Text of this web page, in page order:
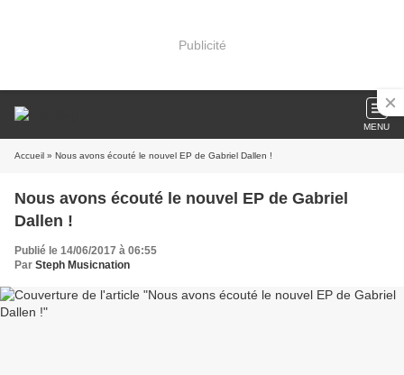
Publicité
MENU
Accueil » Nous avons écouté le nouvel EP de Gabriel Dallen !
Nous avons écouté le nouvel EP de Gabriel
Dallen !
Publié le 14/06/2017 à 06:55
Par Steph Musicnation